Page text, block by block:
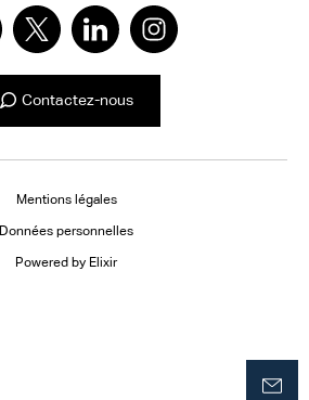
Contactez-nous
Mentions légales
Données personnelles
Powered by Elixir